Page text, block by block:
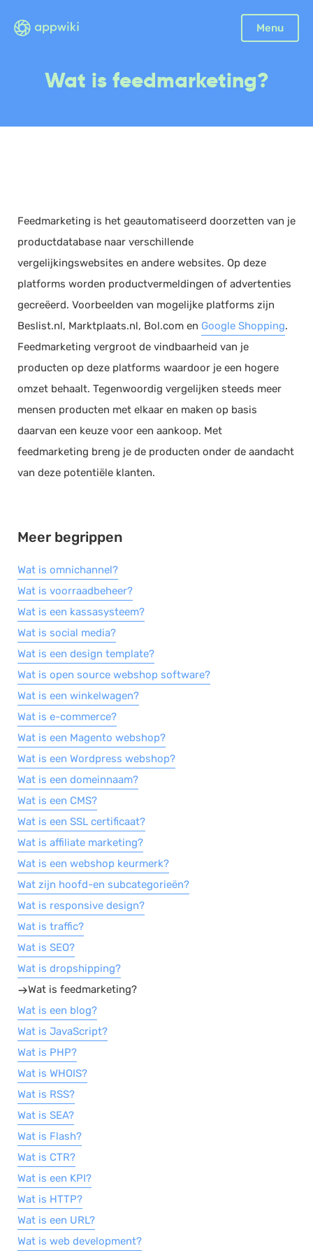
Menu
Sluiten
Facturatie
Scan en herken
CRM
Sales
Urenregistratie
Offerte
Documentmanagement
Projectmanagement
Werkbonnen
Rittenregistratie
Webshop
ERP
PSP
Verlof en verzuim
HRM
Salarisadministratie
Website
Marketing automation
Support
VoIP
Chat
Helpdesk
Wat is feedmarketing?
Feedmarketing is het geautomatiseerd doorzetten van je
productdatabase naar verschillende
vergelijkingswebsites en andere websites. Op deze
platforms worden productvermeldingen of advertenties
gecreëerd. Voorbeelden van mogelijke platforms zijn
Beslist.nl, Marktplaats.nl, Bol.com en Google Shopping.
Feedmarketing vergroot de vindbaarheid van je
producten op deze platforms waardoor je een hogere
omzet behaalt. Tegenwoordig vergelijken steeds meer
mensen producten met elkaar en maken op basis
daarvan een keuze voor een aankoop. Met
feedmarketing breng je de producten onder de aandacht
van deze potentiële klanten.
Meer begrippen
Wat is omnichannel?
Wat is voorraadbeheer?
Wat is een kassasysteem?
Wat is social media?
Wat is een design template?
Wat is open source webshop software?
Wat is een winkelwagen?
Wat is e-commerce?
Wat is een Magento webshop?
Wat is een Wordpress webshop?
Wat is een domeinnaam?
Wat is een CMS?
Wat is een SSL certificaat?
Wat is affiliate marketing?
Wat is een webshop keurmerk?
Wat zijn hoofd-en subcategorieën?
Wat is responsive design?
Wat is traffic?
Wat is SEO?
Wat is dropshipping?
Wat is feedmarketing?
Wat is een blog?
Wat is JavaScript?
Wat is PHP?
Wat is WHOIS?
Wat is RSS?
Wat is SEA?
Wat is Flash?
Wat is CTR?
Wat is een KPI?
Wat is HTTP?
Wat is een URL?
Wat is web development?